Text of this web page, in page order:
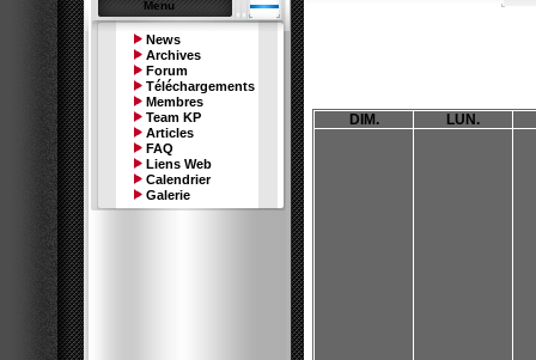
Menu
News
Archives
Forum
Téléchargements
Membres
Team KP
Articles
FAQ
Liens Web
Calendrier
Galerie
DIM. LUN.